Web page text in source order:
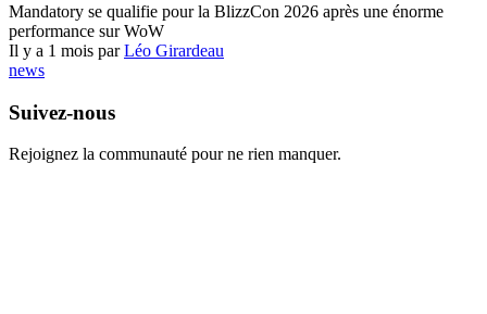
Mandatory se qualifie pour la BlizzCon 2026 après une énorme
performance sur WoW
Il y a 1 mois parLéo Girardeau
news
Suivez-nous
Rejoignez la communauté pour ne rien manquer.